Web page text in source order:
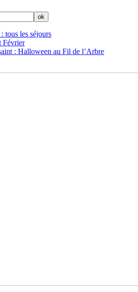
tous les séjours
Février
: Halloween au Fil de l’Arbre